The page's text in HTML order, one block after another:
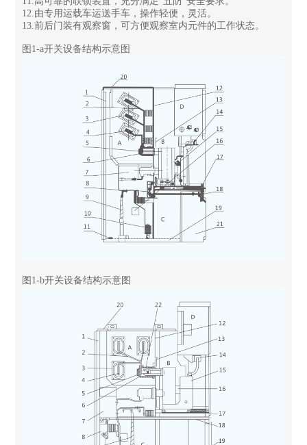
12.由专用运载车运送手车，操作轻便，灵活。
13.前后门装有观察窗，可方便观察室内元件的工作状态。
图1-a开关设备结构示意图
图1-b开关设备结构示意图